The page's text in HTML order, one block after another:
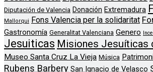
Diputación de Valencia Donación Extremadura
Mallorqui
Fons Valencia per la solidaritat
Gastronomía Generalitat Valenciana Genero
Jesuiticas Misiones Jesuíticas
Museo Santa Cruz La Vieja Música
Rubens Barbery San Ignacio de Velasco